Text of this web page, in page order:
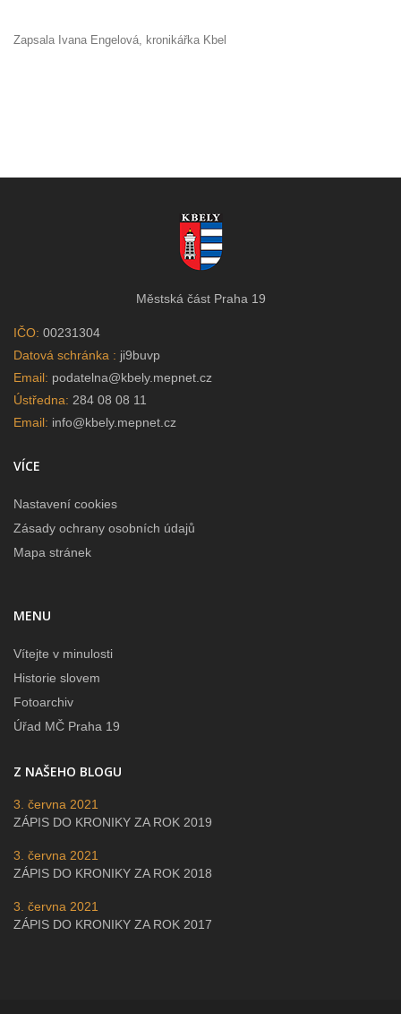
Zapsala Ivana Engelová, kronikářka Kbel
Městská část Praha 19
IČO: 00231304
Datová schránka : ji9buvp
Email: podatelna@kbely.mepnet.cz
Ústředna: 284 08 08 11
Email: info@kbely.mepnet.cz
VÍCE
Nastavení cookies
Zásady ochrany osobních údajů
Mapa stránek
MENU
Vítejte v minulosti
Historie slovem
Fotoarchiv
Úřad MČ Praha 19
Z NAŠEHO BLOGU
ZÁPIS DO KRONIKY ZA ROK 2019
3. června 2021
ZÁPIS DO KRONIKY ZA ROK 2018
3. června 2021
ZÁPIS DO KRONIKY ZA ROK 2017
3. června 2021